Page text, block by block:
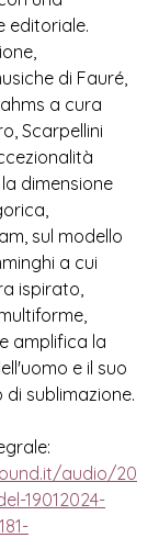
editoriale.
usiche di Fauré,
a cura
Scarpellini
dimensione
sul modello
a cui
ispirato,
amplifica la
e il suo
sublimazione.
audio/20
19012024-